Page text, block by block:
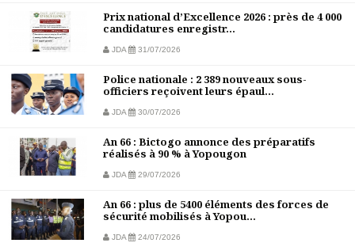
Prix national d’Excellence 2026 : près de 4 000
candidatures enregistr...
JDA 31/07/2026
Police nationale : 2 389 nouveaux sous-
officiers reçoivent leurs épaul...
JDA 30/07/2026
An 66 : Bictogo annonce des préparatifs
réalisés à 90 % à Yopougon
JDA 29/07/2026
An 66 : plus de 5400 éléments des forces de
sécurité mobilisés à Yopou...
JDA 24/07/2026